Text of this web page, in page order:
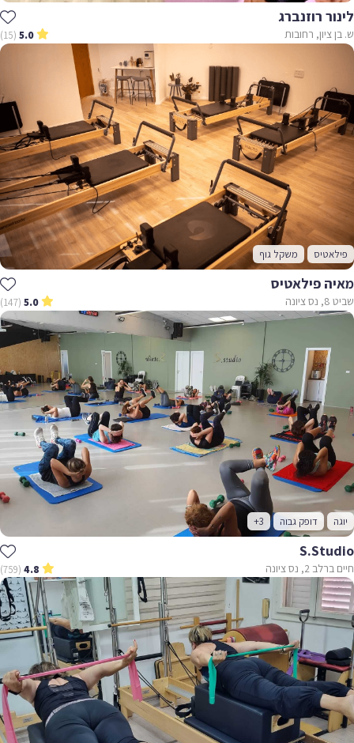
לינור רוזנברג
ש. בן ציון, רחובות 5.0
(15)
פילאטיס משקל גוף
מאיה פילאטיס
שביט 8, נס ציונה 5.0
(147)
יוגה דופק גבוה +3
S.studio
חיים ברלב 2, נס ציונה 4.8
(759)